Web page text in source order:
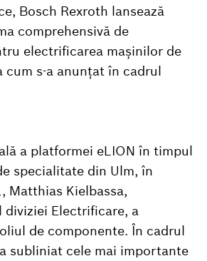
Bosch Rexroth lansează
comprehensivă de
electrificarea mașinilor de
cum s-a anunțat în cadrul
a platformei eLION în timpul
specialitate din Ulm, în
Matthias Kielbassa,
diviziei Electrificare, a
de componente. În cadrul
subliniat cele mai importante